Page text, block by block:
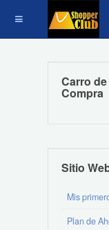
Carro
Compra
Sitio
Mis
Plan de